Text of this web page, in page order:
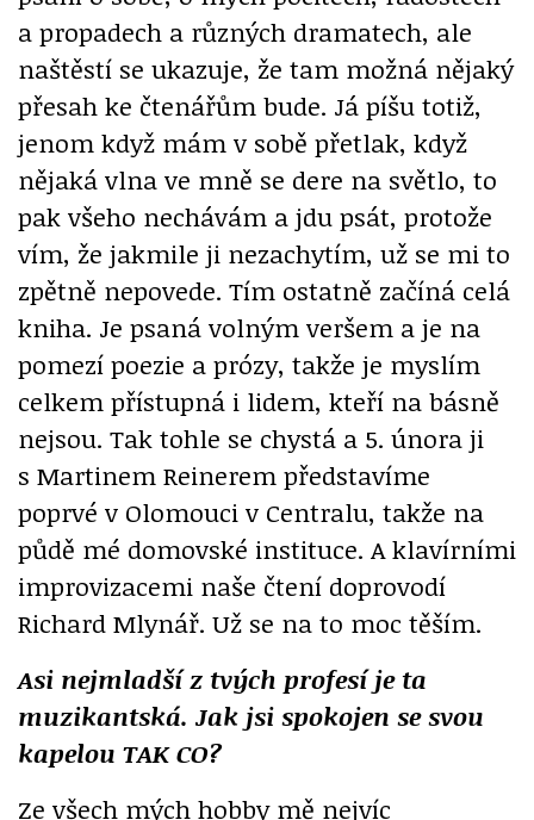
a propadech a různých dramatech, ale
naštěstí se ukazuje, že tam možná nějaký
přesah ke čtenářům bude. Já píšu totiž,
jenom když mám v sobě přetlak, když
nějaká vlna ve mně se dere na světlo, to
pak všeho nechávám a jdu psát, protože
vím, že jakmile ji nezachytím, už se mi to
zpětně nepovede. Tím ostatně začíná celá
kniha. Je psaná volným veršem a je na
pomezí poezie a prózy, takže je myslím
celkem přístupná i lidem, kteří na básně
nejsou. Tak tohle se chystá a 5. února ji
s Martinem Reinerem představíme
poprvé v Olomouci v Centralu, takže na
půdě mé domovské instituce. A klavírními
improvizacemi naše čtení doprovodí
Richard Mlynář. Už se na to moc těším.
Asi nejmladší z tvých profesí je ta
muzikantská. Jak jsi spokojen se svou
kapelou TAK CO?
Ze všech mých hobby mě nejvíc